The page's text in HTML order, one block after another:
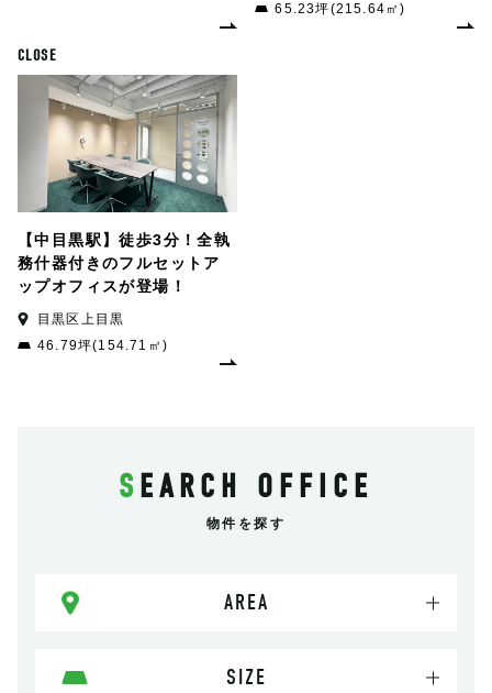
65.23坪(215.64㎡)
CLOSE
【中目黒駅】徒歩3分！全執
務什器付きのフルセットア
ップオフィスが登場！
目黒区上目黒
46.79坪(154.71㎡)
SEARCH OFFICE
物件を探す
AREA
SIZE